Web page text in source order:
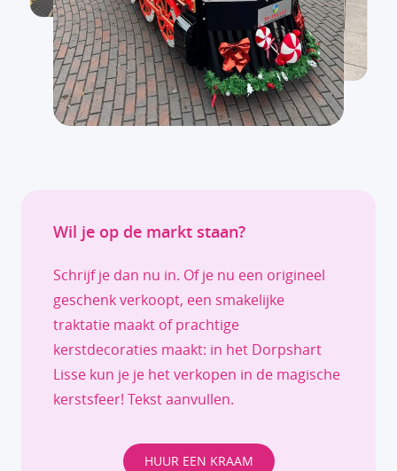
Wil je op de markt staan?
Schrijf je dan nu in. Of je nu een origineel
geschenk verkoopt, een smakelijke
traktatie maakt of prachtige
kerstdecoraties maakt: in het Dorpshart
Lisse kun je je het verkopen in de magische
kerstsfeer! Tekst aanvullen.
HUUR EEN KRAAM